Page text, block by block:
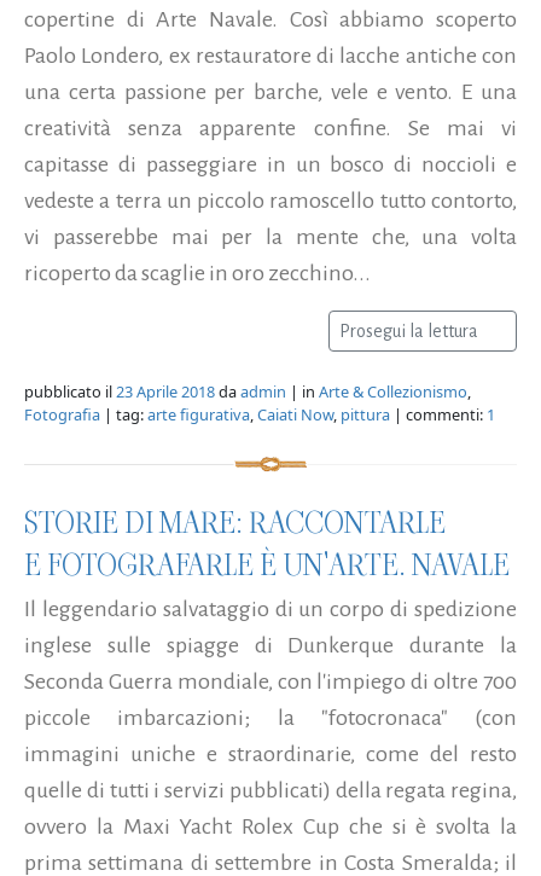
copertine di Arte Navale. Così abbiamo scoperto
Paolo Londero, ex restauratore di lacche antiche con
una certa passione per barche, vele e vento. E una
creatività senza apparente confine. Se mai vi
capitasse di passeggiare in un bosco di noccioli e
vedeste a terra un piccolo ramoscello tutto contorto,
vi passerebbe mai per la mente che, una volta
ricoperto da scaglie in oro zecchino...
Prosegui la lettura
pubblicato il23 Aprile 2018daadmin | in Arte & Collezionismo,
Fotografia | tag:arte figurativa,Caiati Now, pittura | commenti: 1
STORIE DI MARE: RACCONTARLE
E FOTOGRAFARLE È UN'ARTE. NAVALE
Il leggendario salvataggio di un corpo di spedizione
inglese sulle spiagge di Dunkerque durante la
Seconda Guerra mondiale, con l'impiego di oltre 700
piccole imbarcazioni; la "fotocronaca" (con
immagini uniche e straordinarie, come del resto
quelle di tutti i servizi pubblicati) della regata regina,
ovvero la Maxi Yacht Rolex Cup che si è svolta la
prima settimana di settembre in Costa Smeralda; il